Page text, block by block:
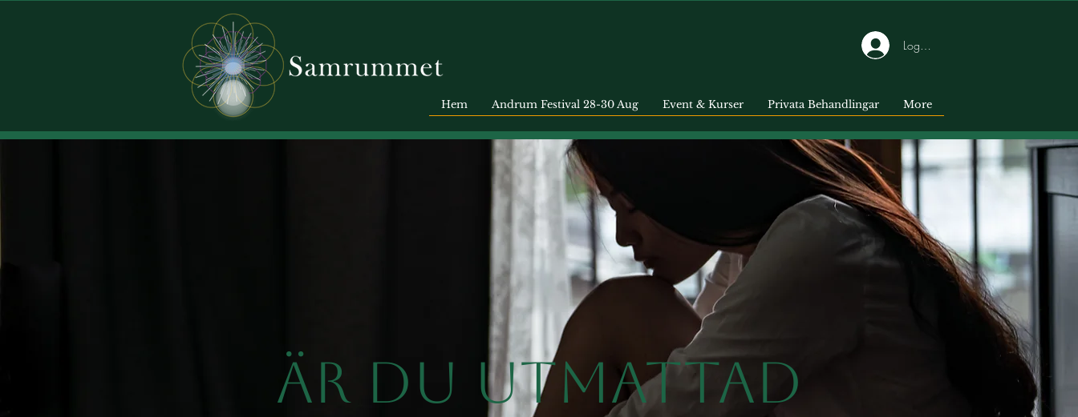
Logga in
Hem Andrum Festival 28-30 Aug Event & Kurser Privata Behandlingar More
ÄR DU UTMATTAD